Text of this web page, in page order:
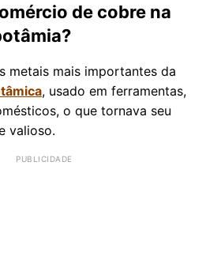
de cobre na
metais mais importantes da
, usado em ferramentas,
o que tornava seu
valioso.